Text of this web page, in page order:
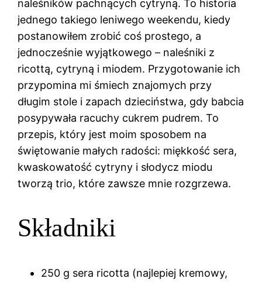
naleśników pachnących cytryną. To historia
jednego takiego leniwego weekendu, kiedy
postanowiłem zrobić coś prostego, a
jednocześnie wyjątkowego – naleśniki z
ricottą, cytryną i miodem. Przygotowanie ich
przypomina mi śmiech znajomych przy
długim stole i zapach dzieciństwa, gdy babcia
posypywała racuchy cukrem pudrem. To
przepis, który jest moim sposobem na
świętowanie małych radości: miękkość sera,
kwaskowatość cytryny i słodycz miodu
tworzą trio, które zawsze mnie rozgrzewa.
Składniki
250 g sera ricotta (najlepiej kremowy,